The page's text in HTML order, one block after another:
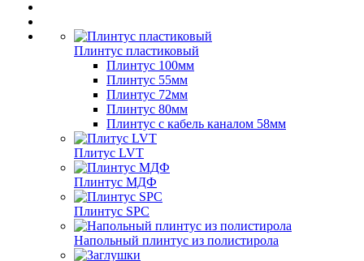
Плинтус пластиковый
Плинтус 100мм
Плинтус 55мм
Плинтус 72мм
Плинтус 80мм
Плинтус с кабель каналом 58мм
Плитус LVT
Плинтус МДФ
Плинтус SPC
Напольный плинтус из полистирола